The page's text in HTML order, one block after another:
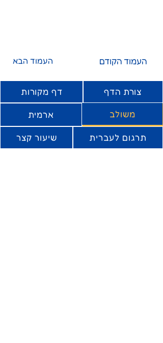
העמוד הבא העמוד הקודם
צורת הדף דף מקורות
משולב ארמית
תרגום לעברית שיעור קצר